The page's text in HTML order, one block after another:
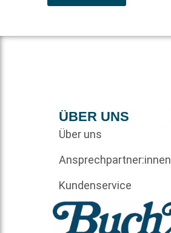
ÜBER UNS
Über uns
Ansprechpartner:innen
Kundenservice